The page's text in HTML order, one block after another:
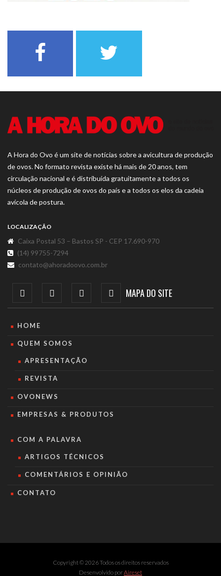
A Hora do Ovo é um site de notícias sobre a avicultura de produção
de ovos. No formato revista existe há mais de 20 anos, tem
circulação nacional e é distribuída gratuitamente a todos os
núcleos de produção de ovos do país e a todos os elos da cadeia
avícola de postura.
LOCALIZAÇÃO
Caixa Postal 53 – Bastos SP - CEP 17.690-970
(14) 99755-7294
contato@ahoradoovo.com.br
MAPA DO SITE
HOME
QUEM SOMOS
APRESENTAÇÃO
REVISTA
OVONEWS
EMPRESAS & PRODUTOS
COM A PALAVRA
ARTIGOS TÉCNICOS
COMENTÁRIOS E OPINIÃO
CONTATO
Copyright © 2026 Todos os direitos reservados
Desenvolvido porAireset